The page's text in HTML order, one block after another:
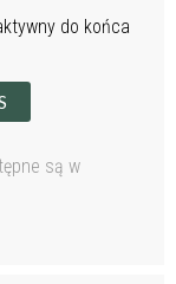
do końca
są w